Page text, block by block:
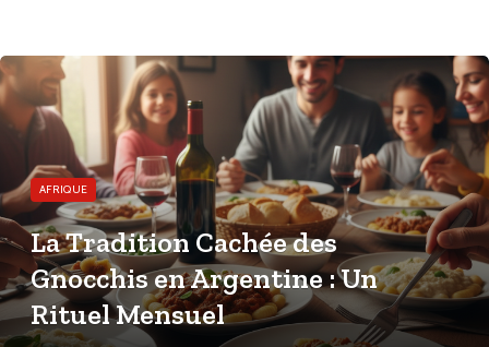
AFRIQUE
La Tradition Cachée des
Gnocchis en Argentine : Un
Rituel Mensuel